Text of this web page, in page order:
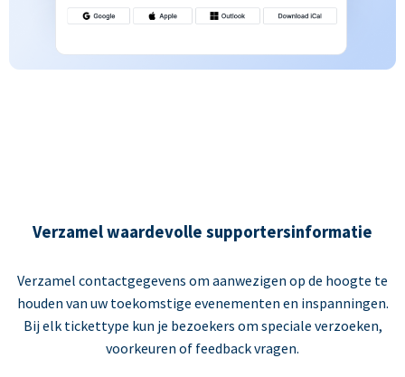
Verzamel waardevolle supportersinformatie
Verzamel contactgegevens om aanwezigen op de hoogte te
houden van uw toekomstige evenementen en inspanningen.
Bij elk tickettype kun je bezoekers om speciale verzoeken,
voorkeuren of feedback vragen.